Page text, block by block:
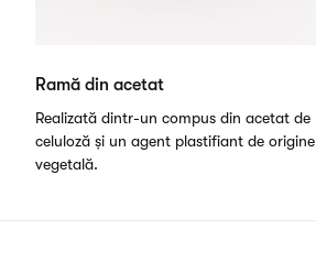
Ramă din acetat
Realizată dintr-un compus din acetat de
celuloză și un agent plastifiant de origine
vegetală.